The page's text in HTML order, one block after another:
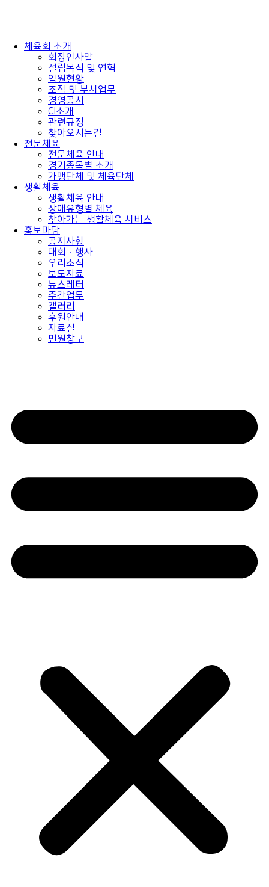
체육회 소개
회장인사말
설립목적 및 연혁
임원현황
조직 및 부서업무
경영공시
CI소개
관련규정
찾아오시는길
전문체육
전문체육 안내
경기종목별 소개
가맹단체 및 체육단체
생활체육
생활체육 안내
장애유형별 체육
찾아가는 생활체육 서비스
홍보마당
공지사항
대회ㆍ행사
우리소식
보도자료
뉴스레터
주간업무
갤러리
후원안내
자료실
민원창구